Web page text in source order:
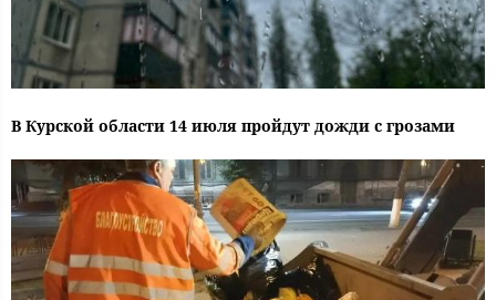
В Курской области 14 июля пройдут дожди с грозами